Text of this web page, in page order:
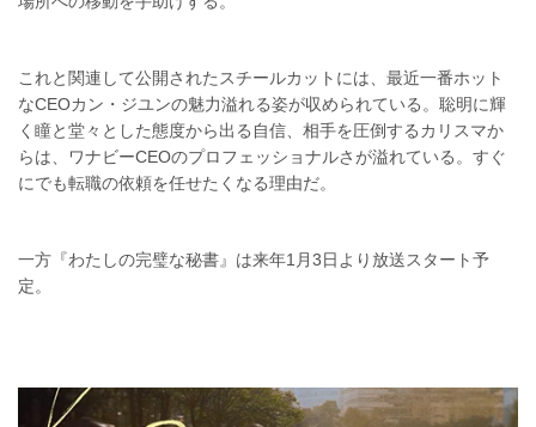
これと関連して公開されたスチールカットには、最近一番ホット
なCEOカン・ジユンの魅力溢れる姿が収められている。聡明に輝
く瞳と堂々とした態度から出る自信、相手を圧倒するカリスマか
らは、ワナビーCEOのプロフェッショナルさが溢れている。すぐ
にでも転職の依頼を任せたくなる理由だ。
一方『わたしの完璧な秘書』は来年1月3日より放送スタート予
定。